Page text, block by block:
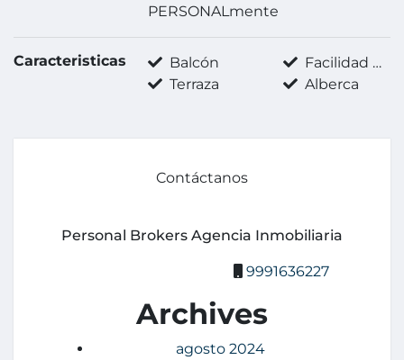
PERSONALmente
Caracteristicas Balcón
Facilidad para estacionarse
Terraza
Alberca
Contáctanos
Personal Brokers Agencia Inmobiliaria
9991636227
Archives
agosto 2024